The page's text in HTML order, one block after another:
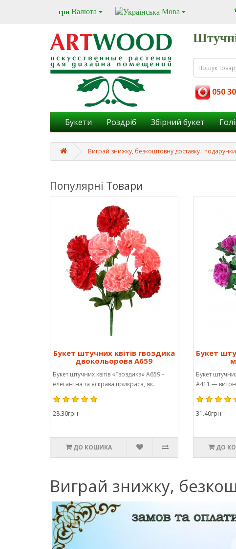
грн Валюта Мова
050
Букети Роздріб Збірний букет
Виграй знижку, безкоштовну доставку і подарунки
Популярні Товари
Букет штучних квітів гвоздика
двокольорова А659
Букет штучних квітів «Гвоздика» А659 –
елегантна та яскрава прикраса, як..
28.30грн
ДО КОШИКА
Букет
Букет
А411 —
31.40грн
ДО
Виграй знижку,